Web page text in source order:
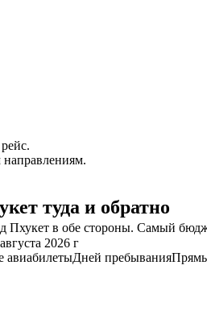
туда и обратно
в обе стороны. Самый
2026 г
авиабилетыДней пребывания